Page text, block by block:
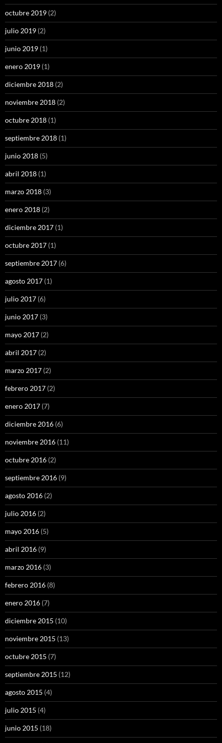
octubre 2019 (2)
julio 2019 (2)
junio 2019 (1)
enero 2019 (1)
diciembre 2018 (2)
noviembre 2018 (2)
octubre 2018 (1)
septiembre 2018 (1)
junio 2018 (5)
abril 2018 (1)
marzo 2018 (3)
enero 2018 (2)
diciembre 2017 (1)
octubre 2017 (1)
septiembre 2017 (6)
agosto 2017 (1)
julio 2017 (6)
junio 2017 (3)
mayo 2017 (2)
abril 2017 (2)
marzo 2017 (2)
febrero 2017 (2)
enero 2017 (7)
diciembre 2016 (6)
noviembre 2016 (11)
octubre 2016 (2)
septiembre 2016 (9)
agosto 2016 (2)
julio 2016 (2)
mayo 2016 (5)
abril 2016 (9)
marzo 2016 (3)
febrero 2016 (8)
enero 2016 (7)
diciembre 2015 (10)
noviembre 2015 (13)
octubre 2015 (7)
septiembre 2015 (12)
agosto 2015 (4)
julio 2015 (4)
junio 2015 (18)